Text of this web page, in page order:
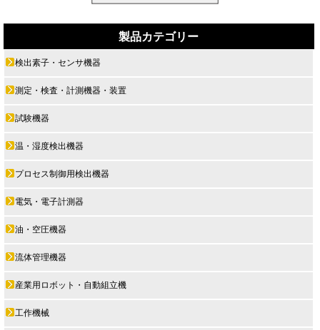
製品カテゴリー
検出素子・センサ機器
測定・検査・計測機器・装置
試験機器
温・湿度検出機器
プロセス制御用検出機器
電気・電子計測器
油・空圧機器
流体管理機器
産業用ロボット・自動組立機
工作機械